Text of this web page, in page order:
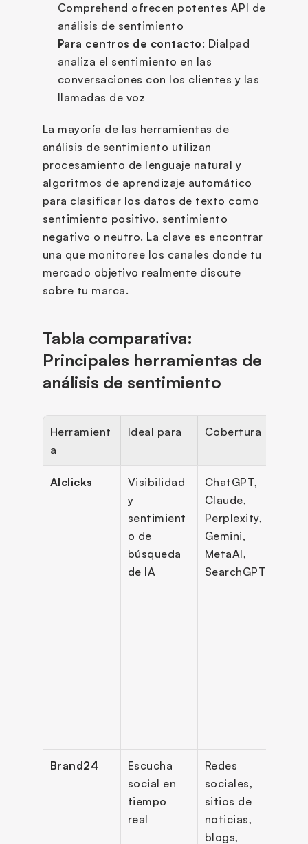
Comprehend ofrecen potentes API de
análisis de sentimiento
Para centros de contacto: Dialpad
analiza el sentimiento en las
conversaciones con los clientes y las
llamadas de voz
La mayoría de las herramientas de
análisis de sentimiento utilizan
procesamiento de lenguaje natural y
algoritmos de aprendizaje automático
para clasificar los datos de texto como
sentimiento positivo, sentimiento
negativo o neutro. La clave es encontrar
una que monitoree los canales donde tu
mercado objetivo realmente discute
sobre tu marca.
Tabla comparativa:
Principales herramientas de
análisis de sentimiento
Herramient
a
Ideal para Cobertura
AIclicks
Visibilidad
y
sentimient
o de
búsqueda
de IA
ChatGPT,
Claude,
Perplexity,
Gemini,
MetaAI,
SearchGPT
Brand24
Escucha
social en
tiempo
real
Redes
sociales,
sitios de
noticias,
blogs,